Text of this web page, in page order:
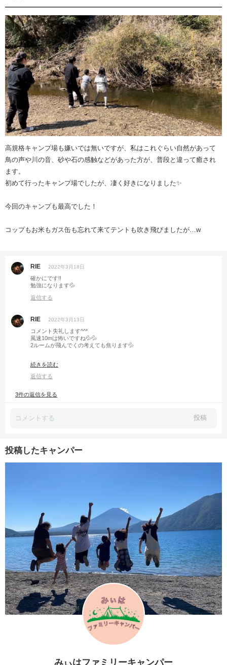
高規格キャンプ場も嫌いでは無いですが、私はこれぐらい自然があって
鳥の声や川の音、砂や石の感触などがあった方が、普段と違って癒され
ます。
初めて行ったキャンプ場でしたが、凄く好きになりました✨
今回のキャンプも最高でした！
コップもお米もガス缶も忘れて来てテントも吹き飛びましたが…w
RIE 2022年3月18日
確かにです!!
勉強になります💦
返信する
RIE 2022年3月13日
コメント失礼します^^*
風速10mは怖いですね💦💦
2ルームが飛んでくの考えても焦ります💦
遊べるところがあるのはいいですね^^*
続きを読む
返信する
3件の返信を見る
投稿
投稿したキャンパー
みぃはファミリーキャンパー